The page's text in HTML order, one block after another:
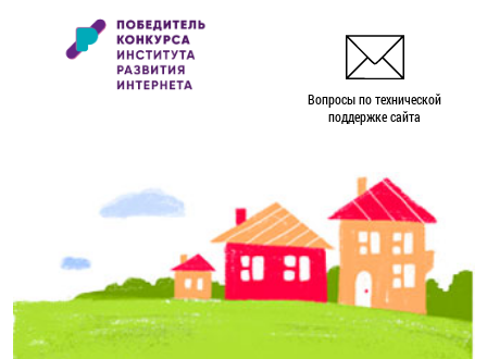
Вопросы по технической
поддержке сайта